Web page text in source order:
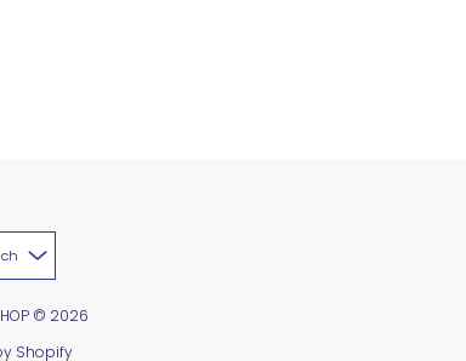
© 2026
Shopify